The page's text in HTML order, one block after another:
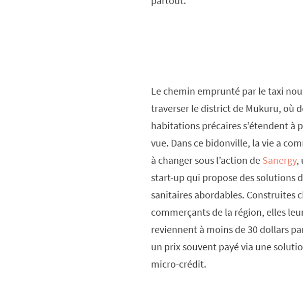
Le chemin emprunté par le taxi
traverser le district de Mukuru, où
habitations précaires s’étendent à
vue. Dans ce bidonville, la vie a
à changer sous l’action de Sanergy,
start-up qui propose des solutions
sanitaires abordables. Construites
commerçants de la région, elles
reviennent à moins de 30 dollars
un prix souvent payé via une
micro-crédit.